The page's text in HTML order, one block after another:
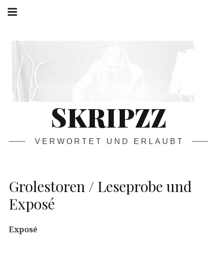
Springe
zum
SKRIPZZ
VERWORTET UND ERLAUBT
Grolestoren / Leseprobe und
Exposé
Exposé